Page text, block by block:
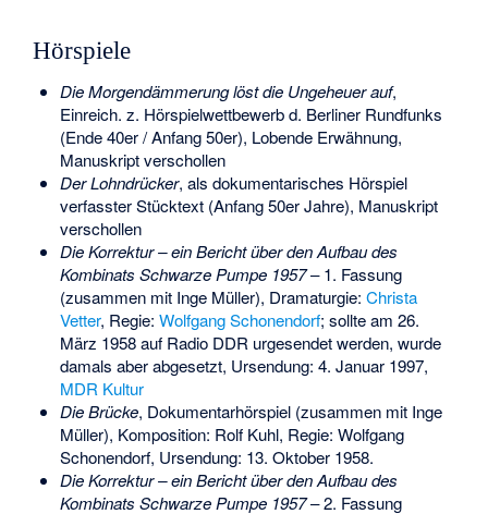
Hörspiele
Die Morgendämmerung löst die Ungeheuer auf,
Einreich. z. Hörspielwettbewerb d. Berliner Rundfunks
(Ende 40er / Anfang 50er), Lobende Erwähnung,
Manuskript verschollen
Der Lohndrücker, als dokumentarisches Hörspiel
verfasster Stücktext (Anfang 50er Jahre), Manuskript
verschollen
Die Korrektur – ein Bericht über den Aufbau des
Kombinats Schwarze Pumpe 1957– 1. Fassung
(zusammen mit Inge Müller), Dramaturgie: Christa
Vetter, Regie: Wolfgang Schonendorf; sollte am 26.
März 1958 auf Radio DDR urgesendet werden, wurde
damals aber abgesetzt, Ursendung: 4. Januar 1997,
MDR Kultur
Die Brücke, Dokumentarhörspiel (zusammen mit Inge
Müller), Komposition: Rolf Kuhl, Regie: Wolfgang
Schonendorf, Ursendung: 13. Oktober 1958.
Die Korrektur – ein Bericht über den Aufbau des
Kombinats Schwarze Pumpe 1957– 2. Fassung